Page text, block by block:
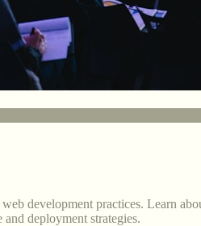
development practices. Learn
deployment strategies.